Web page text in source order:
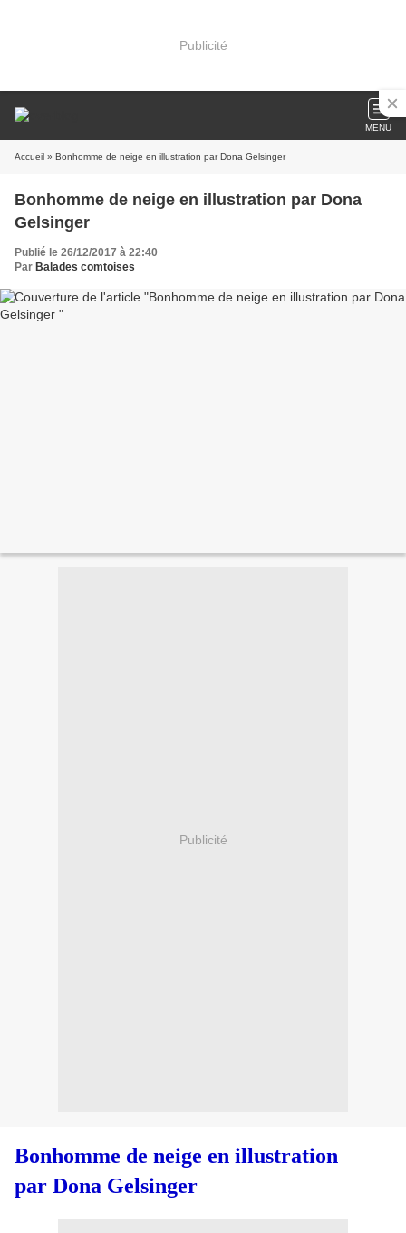
Publicité
MENU
Accueil » Bonhomme de neige en illustration par Dona Gelsinger
Bonhomme de neige en illustration par Dona
Gelsinger
Publié le 26/12/2017 à 22:40
Par Balades comtoises
Publicité
Bonhomme de neige en illustration
par Dona Gelsinger